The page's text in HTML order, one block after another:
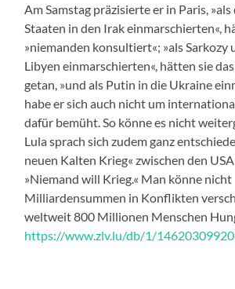
Am Samstag präzisierte er in Paris,
Staaten in den Irak einmarschierten«,
»niemanden konsultiert«; »als Sarkozy
Libyen einmarschierten«, hätten sie
getan, »und als Putin in die Ukraine
habe er sich auch nicht um
dafür bemüht. So könne es nicht
Lula sprach sich zudem ganz
neuen Kalten Krieg« zwischen den
»Niemand will Krieg.« Man könne nicht
Milliardensummen in Konflikten
weltweit 800 Millionen Menschen
https://www.zlv.lu/db/1/